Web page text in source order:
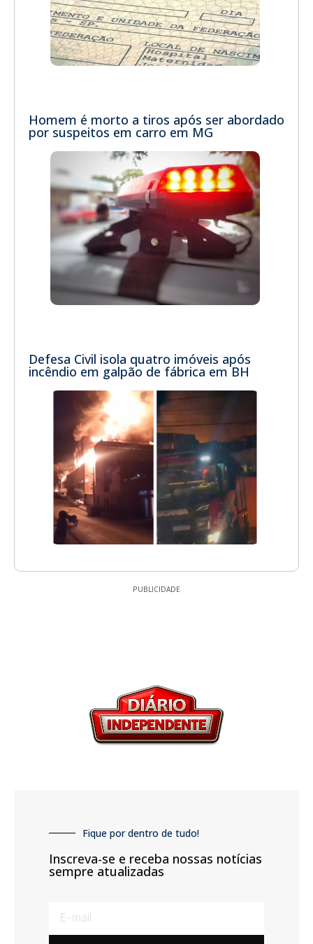
Homem é morto a tiros após ser abordado
por suspeitos em carro em MG
Defesa Civil isola quatro imóveis após
incêndio em galpão de fábrica em BH
PUBLICIDADE
Fique por dentro de tudo!
Inscreva-se e receba nossas notícias
sempre atualizadas